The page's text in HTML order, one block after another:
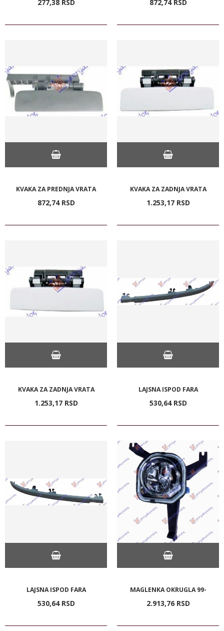
277,38 RSD 872,74 RSD
KVAKA ZA PREDNJA VRATA
872,74 RSD
KVAKA ZA ZADNJA VRATA
1.253,17 RSD
KVAKA ZA ZADNJA VRATA
1.253,17 RSD
LAJSNA ISPOD FARA
530,64 RSD
LAJSNA ISPOD FARA
530,64 RSD
MAGLENKA OKRUGLA 99-
2.913,76 RSD